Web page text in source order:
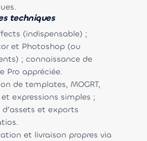
techniques
(indispensable) ;
et Photoshop (ou
; connaissance de
Pro appréciée.
de templates, MOGRT,
expressions simples ;
et exports
et livraison propres via